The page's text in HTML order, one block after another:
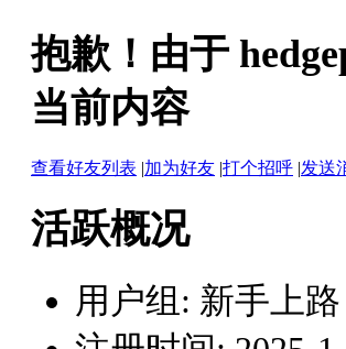
抱歉！由于
当前内容
查看好友列表 |加为好友 |打个招呼 |发送
活跃概况
用户组: 新手上路